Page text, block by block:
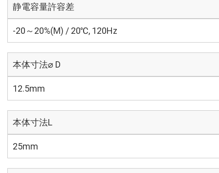
静電容量許容差
-20～20%(M) / 20℃, 120Hz
本体寸法⌀ D
12.5mm
本体寸法L
25mm